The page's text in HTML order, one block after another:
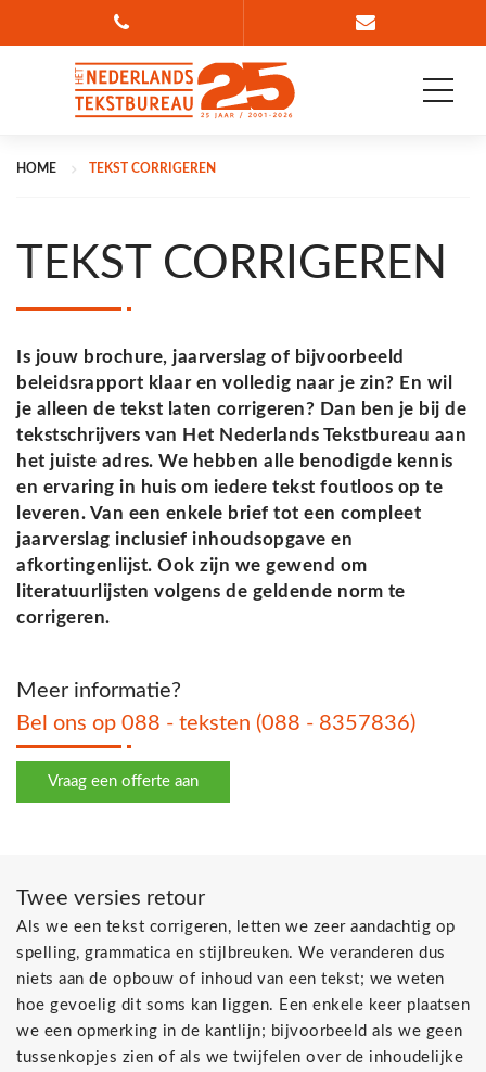
Bel 088 835 78 36 Ga naar
HOME TEKST CORRIGEREN
TEKST CORRIGEREN
Is jouw brochure, jaarverslag of bijvoorbeeld
beleidsrapport klaar en volledig naar je zin? En wil
je alleen de tekst laten corrigeren? Dan ben je bij de
tekstschrijvers van Het Nederlands Tekstbureau aan
het juiste adres. We hebben alle benodigde kennis
en ervaring in huis om iedere tekst foutloos op te
leveren. Van een enkele brief tot een compleet
jaarverslag inclusief inhoudsopgave en
afkortingenlijst. Ook zijn we gewend om
literatuurlijsten volgens de geldende norm te
corrigeren.
Meer informatie?
Bel ons op 088 - teksten (088 - 8357836)
Vraag een offerte aan
Twee versies retour
Als we een tekst corrigeren, letten we zeer aandachtig op
spelling, grammatica en stijlbreuken. We veranderen dus
niets aan de opbouw of inhoud van een tekst; we weten
hoe gevoelig dit soms kan liggen. Een enkele keer plaatsen
we een opmerking in de kantlijn; bijvoorbeeld als we geen
tussenkopjes zien of als we twijfelen over de inhoudelijke